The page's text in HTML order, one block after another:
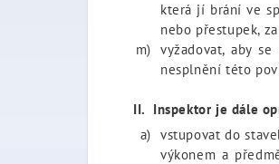
která jí brání ve
nebo přestupek,
vyžadovat, aby
nesplnění této
II. Inspektor je dále
vstupovat do
výkonem a